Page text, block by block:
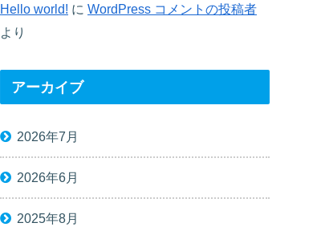
Hello world! に WordPress コメントの投稿者
より
アーカイブ
2026年7月
2026年6月
2025年8月